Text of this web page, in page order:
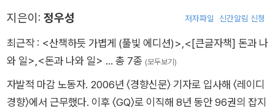
˝저는 글을 쓰고 싶었어요. 그래서 여기로 온 거예요. 마음껏 쓰
고 싶어서.˝
지은이: 정우성 저자파일 신간알림 신청
최근작 : <산책하듯 가볍게 (풀빛 에디션)> <[큰글자책] 돈과 나
와 일> <돈과 나와 일> … 총 7종 (모두보기)
자발적 마감 노동자. 2006년 〈경향신문〉 기자로 입사해 〈레이디
경향〉에서 근무했다. 이후 〈GQ〉로 이직해 8년 동안 96권의 잡지